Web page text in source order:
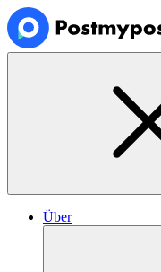
Über